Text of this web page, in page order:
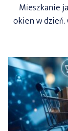
Mieszkanie
okien w